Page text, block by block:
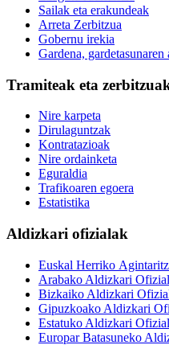
Sailak eta erakundeak
Arreta Zerbitzua
Gobernu irekia
Gardena, gardetasunaren
Tramiteak eta
Nire karpeta
Dirulaguntzak
Kontratazioak
Nire ordainketa
Eguraldia
Trafikoaren egoera
Estatistika
Aldizkari ofizialak
Euskal Herriko
Arabako Aldizkari
Bizkaiko Aldizkari
Gipuzkoako Aldizkari
Estatuko Aldizkari
Europar Batasuneko